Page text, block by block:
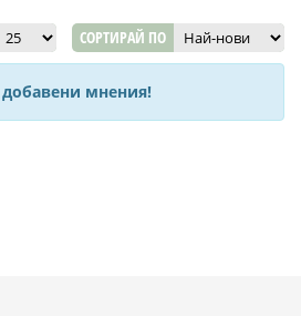
СОРТИРАЙ ПО
мнения!